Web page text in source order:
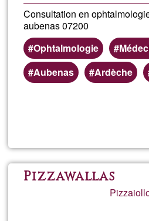
Consultation en
aubenas 07200
Ophtalmologie
Aubenas
Ardèche
Pizzawallas